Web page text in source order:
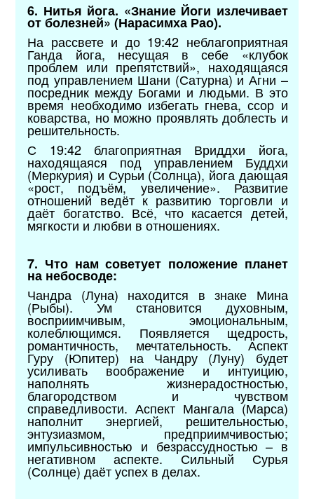
6. Нитья йога. «Знание Йоги излечивает
от болезней» (Нарасимха Рао).
На рассвете и до 19:42 неблагоприятная
Ганда йога, несущая в себе «клубок
проблем или препятствий», находящаяся
под управлением Шани (Сатурна) и Агни –
посредник между Богами и людьми. В это
время необходимо избегать гнева, ссор и
коварства, но можно проявлять доблесть и
решительность.
С 19:42 благоприятная Вриддхи йога,
находящаяся под управлением Буддхи
(Меркурия) и Сурьи (Солнца), йога дающая
«рост, подъём, увеличение». Развитие
отношений ведёт к развитию торговли и
даёт богатство. Всё, что касается детей,
мягкости и любви в отношениях.
7. Что нам советует положение планет
на небосводе:
Чандра (Луна) находится в знаке Мина
(Рыбы). Ум становится духовным,
восприимчивым, эмоциональным,
колеблющимся. Появляется щедрость,
романтичность, мечтательность. Аспект
Гуру (Юпитер) на Чандру (Луну) будет
усиливать воображение и интуицию,
наполнять жизнерадостностью,
благородством и чувством
справедливости. Аспект Мангала (Марса)
наполнит энергией, решительностью,
энтузиазмом, предприимчивостью;
импульсивностью и безрассудностью – в
негативном аспекте. Сильный Сурья
(Солнце) даёт успех в делах.